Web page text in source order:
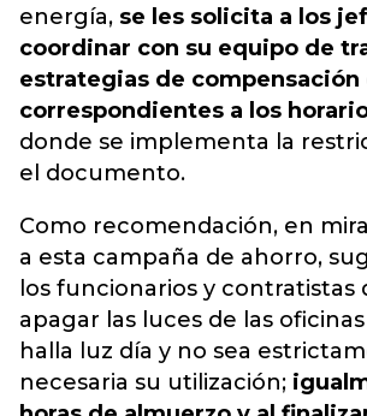
energía, se les solicita a los
coordinar con su equipo de
estrategias de compensación
correspondientes a los
donde se implementa la
el documento.
Como recomendación, en
a esta campaña de ahorro,
los funcionarios y contratistas
apagar las luces de las
halla luz día y no sea
necesaria su utilización;